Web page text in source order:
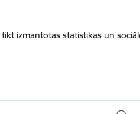
izmantotas statistikas un